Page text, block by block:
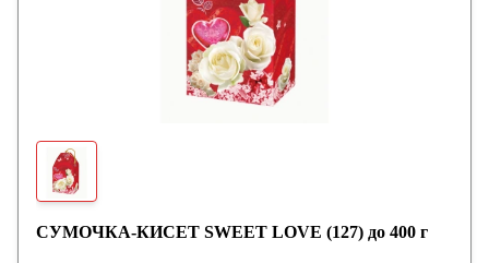
СУМОЧКА-КИСЕТ SWEET LOVE (127) до 400 г